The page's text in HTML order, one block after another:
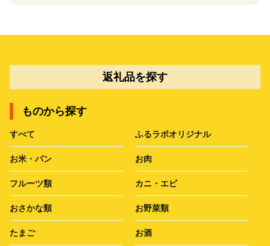
返礼品を探す
ものから探す
すべて ふるラボオリジナル
お米・パン お肉
フルーツ類 カニ・エビ
おさかな類 お野菜類
たまご お酒